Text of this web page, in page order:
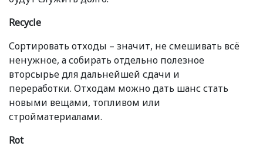
Recycle
Сортировать отходы – значит, не смешивать всё
ненужное, а собирать отдельно полезное
вторсырье для дальнейшей сдачи и
переработки. Отходам можно дать шанс стать
новыми вещами, топливом или
стройматериалами.
Rot